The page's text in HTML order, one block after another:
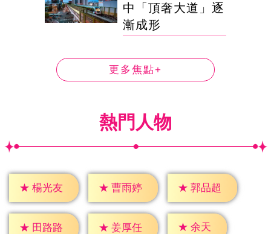
中「頂奢大道」逐
漸成形
更多焦點+
熱門人物
★ 楊光友 ★ 曹雨婷 ★ 郭品超
★ 田路路 ★ 姜厚任 ★ 余天